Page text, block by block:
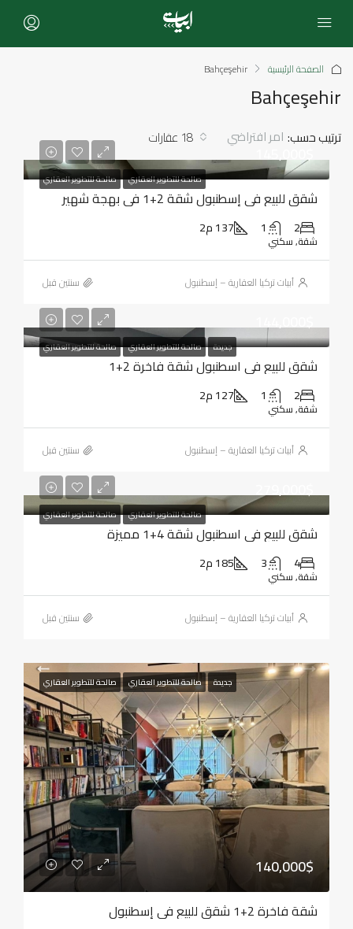
الصفحة الرئيسية Bahçeşehir
Bahçeşehir
18 عقارات ترتيب حسب: امر افتراضي
صالحة للتطوير العقاري صالحة للتطوير العقاري
145,000$
شقق للبيع في إسطنبول شقة 2+1 في بهجة شهير
2
1 137 م2
شقة, سكني
أبيات تركيا العقارية – إسطنبول ‏سنتين قبل
جديدة صالحة للتطوير العقاري صالحة للتطوير العقاري
144,000$
شقق للبيع في اسطنبول شقة فاخرة 2+1
2
1 127 م2
شقة, سكني
أبيات تركيا العقارية – إسطنبول ‏سنتين قبل
صالحة للتطوير العقاري صالحة للتطوير العقاري
279,000$
شقق للبيع في اسطنبول شقة 4+1 مميزة
4
3 185 م2
شقة, سكني
أبيات تركيا العقارية – إسطنبول ‏سنتين قبل
جديدة صالحة للتطوير العقاري صالحة للتطوير العقاري
140,000$
شقة فاخرة 2+1 شقق للبيع في إسطنبول